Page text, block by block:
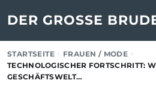
DER GROSSE
STARTSEITE
FRAUEN / MODE
TECHNOLOGISCHER FORTSCHRITT:
GESCHÄFTSWELT…